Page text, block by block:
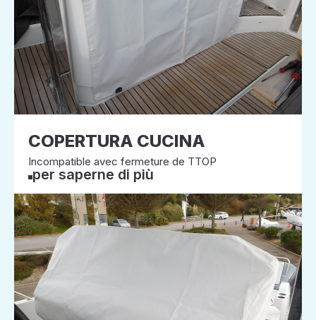
COPERTURA CUCINA
Incompatible avec fermeture de TTOP
per saperne di più